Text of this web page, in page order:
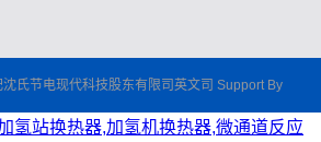
氏节电现代科技股东有限司英文司 Support By
氢站换热器,加氢机换热器,微通道反应